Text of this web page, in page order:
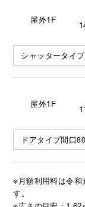
屋外1F
シャッタータイ
屋外1F
ドアタイプ間口
※月額利用料は令和
す。